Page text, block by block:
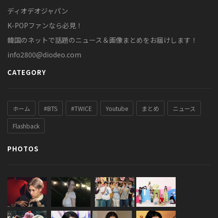
ディオデオジャパン
K-POPファンなら必見！
韓国のネットで話題のニュース＆画像まとめをお届けします！
info2800@diodeo.com
CATEGORY
ホーム #BTS #TWICE Youtube まとめ ニュース
Flashback
PHOTOS